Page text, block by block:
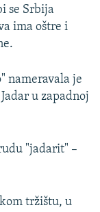
se Srbija
ima oštre i
nameravala je
u zapadnoj
"jadarit" –
tržištu, u